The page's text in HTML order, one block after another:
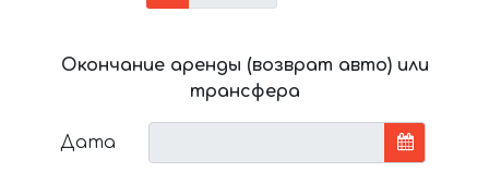
Окончание аренды (возврат авто) или
трансфера
Дата